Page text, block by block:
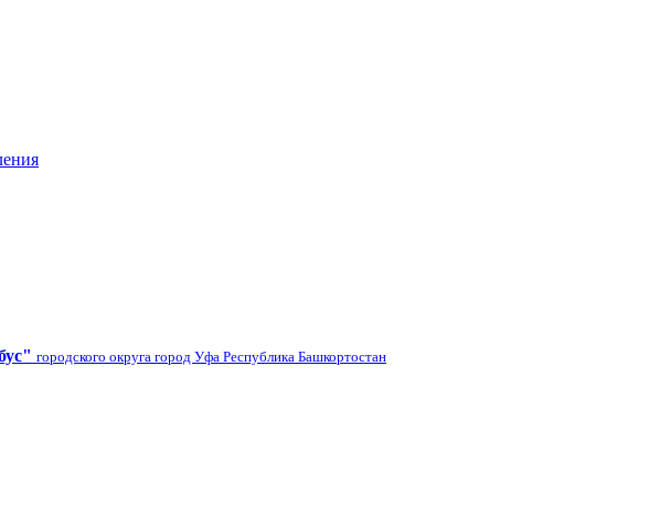
городского округа город Уфа Республика Башкортостан